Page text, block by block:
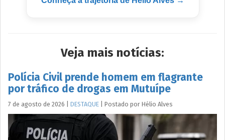
Veja mais notícias:
Polícia Civil prende homem em flagrante
por tráfico de drogas em Mutuípe
7 de agosto de 2026 DESTAQUE Postado por Hélio Alves